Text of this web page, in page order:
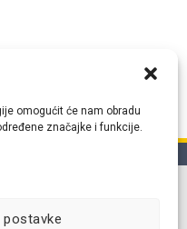
omogućit će nam obradu
značajke i funkcije.
postavke